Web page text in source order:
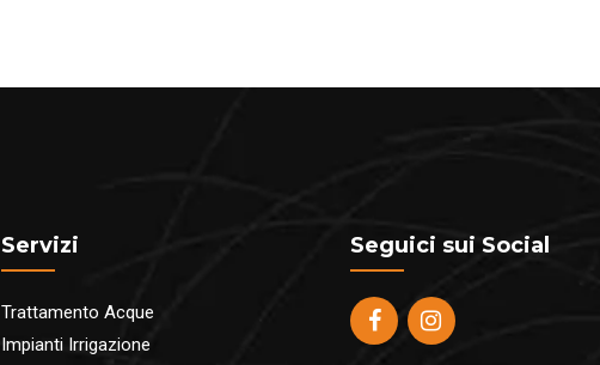
Servizi
Trattamento Acque
Impianti Irrigazione
Seguici sui Social